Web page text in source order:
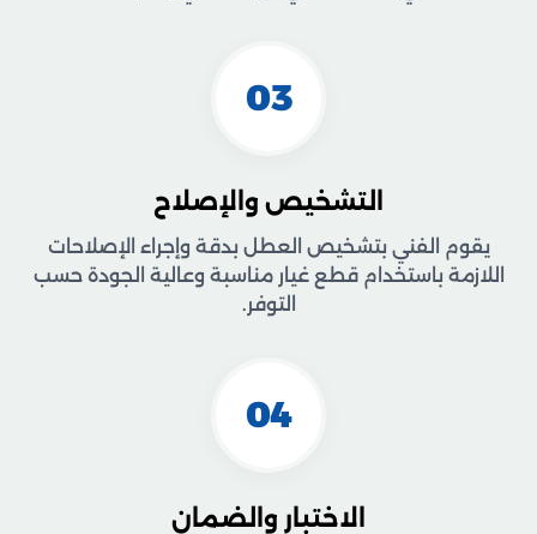
03
التشخيص والإصلاح
يقوم الفني بتشخيص العطل بدقة وإجراء الإصلاحات
اللازمة باستخدام قطع غيار مناسبة وعالية الجودة حسب
التوفر.
04
الاختبار والضمان